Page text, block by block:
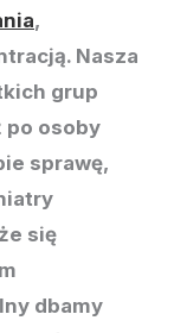
,
Nasza
grup
po osoby
sprawę,
się
dbamy